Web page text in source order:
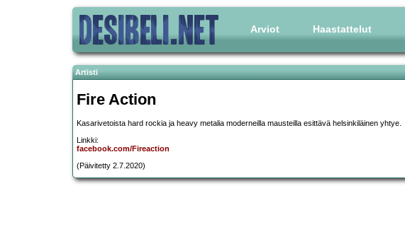
Arviot Haastattelut
Artisti
Fire Action
Kasarivetoista hard rockia ja heavy metalia moderneilla mausteilla esittävä helsinkiläinen yhtye.
Linkki:
facebook.com/Fireaction
(Päivitetty 2.7.2020)